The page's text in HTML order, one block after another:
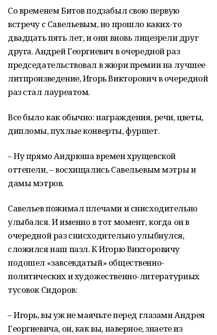
Со временем Битов подзабыл свою первую
встречу с Савельевым, но прошло каких-то
двадцать пять лет, и они вновь лицезрели друг
друга. Андрей Георгиевич в очередной раз
председательствовал в жюри премии на лучшее
литпроизведение, Игорь Викторович в очередной
раз стал лауреатом.
Все было как обычно: награждения, речи, цветы,
дипломы, пухлые конверты, фуршет.
– Ну прямо Андрюша времен хрущевской
оттепели, – восхищались Савельевым мэтры и
дамы мэтров.
Савельев пожимал плечами и снисходительно
улыбался. И именно в тот момент, когда он в
очередной раз снисходительно улыбнулся,
сложился наш пазл. К Игорю Викторовичу
подошел «завсевдатый» общественно-
политических и художественно-литературных
тусовок Сидоров:
– Игорь, вы уж не маячьте перед глазами Андрея
Георгиевича, он, как вы, наверное, знаете из